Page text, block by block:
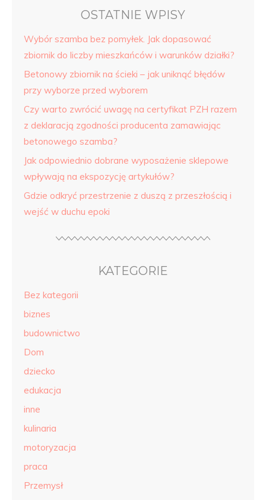
OSTATNIE WPISY
Wybór szamba bez pomyłek. Jak dopasować
zbiornik do liczby mieszkańców i warunków działki?
Betonowy zbiornik na ścieki – jak uniknąć błędów
przy wyborze przed wyborem
Czy warto zwrócić uwagę na certyfikat PZH razem
z deklaracją zgodności producenta zamawiając
betonowego szamba?
Jak odpowiednio dobrane wyposażenie sklepowe
wpływają na ekspozycję artykułów?
Gdzie odkryć przestrzenie z duszą z przeszłością i
wejść w duchu epoki
KATEGORIE
Bez kategorii
biznes
budownictwo
Dom
dziecko
edukacja
inne
kulinaria
motoryzacja
praca
Przemysł